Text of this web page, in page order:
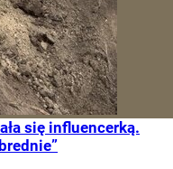
się influencerką.